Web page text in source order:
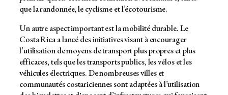
que la randonnée, le cyclisme et l’écotourisme.
Un autre aspect important est la mobilité durable. Le
Costa Rica a lancé des initiatives visant à encourager
l’utilisation de moyens de transport plus propres et plus
efficaces, tels que les transports publics, les vélos et les
véhicules électriques. De nombreuses villes et
communautés costariciennes sont adaptées à l’utilisation